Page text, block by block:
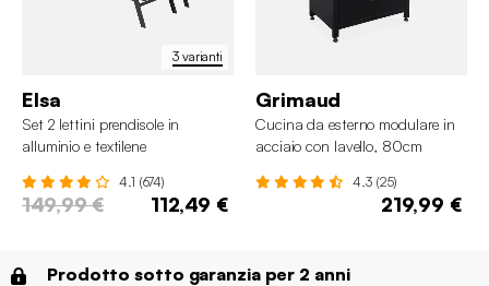
3 varianti
Elsa
Set 2 lettini prendisole in
alluminio e textilene
4.1 (674)
149,99 € 112,49 €
Grimaud
Cucina da esterno modulare in
acciaio con lavello, 80cm
4.3 (25)
219,99 €
Prodotto sotto garanzia per 2 anni